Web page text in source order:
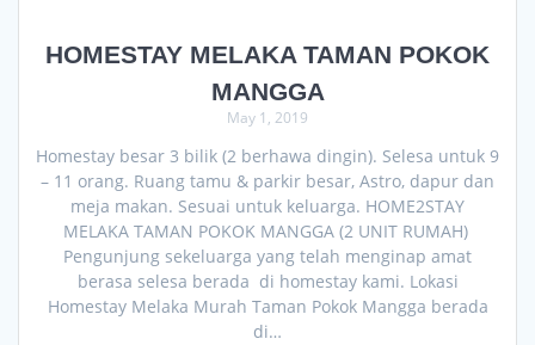
HOMESTAY MELAKA TAMAN POKOK
MANGGA
May 1, 2019
Homestay besar 3 bilik (2 berhawa dingin). Selesa untuk 9
– 11 orang. Ruang tamu & parkir besar, Astro, dapur dan
meja makan. Sesuai untuk keluarga. HOME2STAY
MELAKA TAMAN POKOK MANGGA (2 UNIT RUMAH)
Pengunjung sekeluarga yang telah menginap amat
berasa selesa berada di homestay kami. Lokasi
Homestay Melaka Murah Taman Pokok Mangga berada
di…